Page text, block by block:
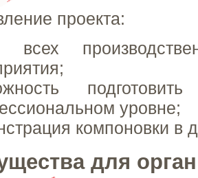
проекта:
всех
уровне;
компоновки в
для